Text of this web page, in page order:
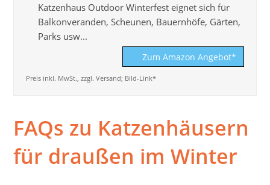
Katzenhaus Outdoor Winterfest eignet sich für
Balkonveranden, Scheunen, Bauernhöfe, Gärten,
Parks usw...
Zum Amazon Angebot*
Preis inkl. MwSt., zzgl. Versand; Bild-Link*
FAQs zu Katzenhäusern
für draußen im Winter